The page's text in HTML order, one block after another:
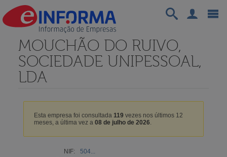
MOUCHÃO DO RUIVO,
SOCIEDADE UNIPESSOAL,
LDA
Esta empresa foi consultada 119 vezes nos últimos 12
meses, a última vez a 08 de julho de 2026.
NIF:
504...